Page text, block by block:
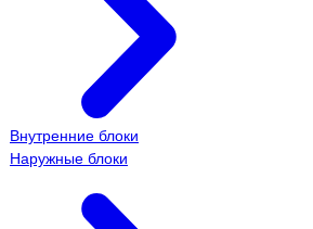
Внутренние блоки
Наружные блоки